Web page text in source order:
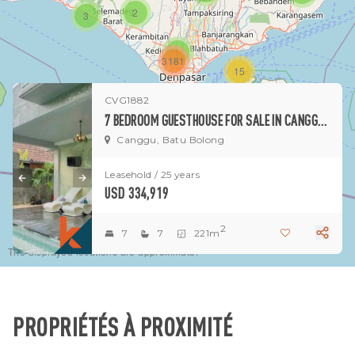
1
3 2
15
3181
The displayed locations are approximate.
CVG1882
7 BEDROOM GUESTHOUSE FOR SALE IN CANGGU PRIME INVESTMENT OPPORTUNITY
Canggu, Batu Bolong
Leasehold / 25 years
USD 334,919
7 7 221m2
PROPRIÉTÉS À PROXIMITÉ